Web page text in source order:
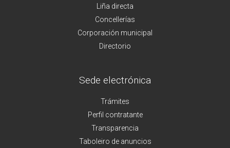
Liña directa
Concellerías
Corporación municipal
Directorio
Sede electrónica
Trámites
Perfil contratante
Transparencia
Taboleiro de anuncios